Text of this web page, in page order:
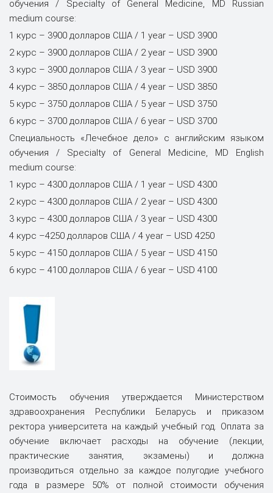
обучения / Specialty of General Medicine, MD Russian
medium course:
1 курс – 3900 долларов США / 1 year – USD 3900
2 курс – 3900 долларов США / 2 year – USD 3900
3 курс – 3900 долларов США / 3 year – USD 3900
4 курс – 3850 долларов США / 4 year – USD 3850
5 курс – 3750 долларов США / 5 year – USD 3750
6 курс – 3700 долларов США / 6 year – USD 3700
Специальность «Лечебное дело» c английским языком
обучения / Specialty of General Medicine, MD English
medium course:
1 курс – 4300 долларов США / 1 year – USD 4300
2 курс – 4300 долларов США / 2 year – USD 4300
3 курс – 4300 долларов США / 3 year – USD 4300
4 курс –4250 долларов США / 4 year – USD 4250
5 курс – 4150 долларов США / 5 year – USD 4150
6 курс – 4100 долларов США / 6 year – USD 4100
Стоимость обучения утверждается Министерством
здравоохранения Республики Беларусь и приказом
ректора университета на каждый учебный год. Оплата за
обучение включает расходы на обучение (лекции,
практические занятия, экзамены) и должна
производиться отдельно за каждое полугодие учебного
года в размере 50% от полной стоимости обучения